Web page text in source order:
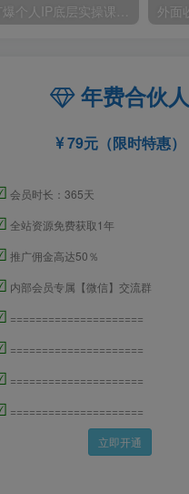
蟹老板·打爆个人IP底层实操课，教你成熟专业的打造IP技能，全方位带你做成一个能商业化IP
年费合伙人
79元（限时特惠）
会员时长：365天
全站资源免费获取1年
推广佣金高达50％
内部会员专属【微信】交流群
=====================
=====================
=====================
=====================
立即开通